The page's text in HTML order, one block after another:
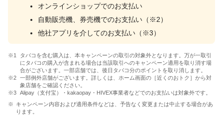
オンラインショップでのお支払い
自動販売機、券売機でのお支払い（※2）
他社アプリを介してのお支払い（※3）
タバコを含む購入は、本キャンペーンの取引の対象外となります。万が一取引
にタバコの購入が含まれる場合は当該取引へのキャンペーン適用を取り消す場
合がございます。一部店舗では、後日タバコ分のポイントを取り消します。
一部例外店舗がございます。詳しくは、ホーム画面の［近くのおトク］から対
象店舗をご確認ください。
Alipay（支付宝）・kakaopay・HIVEX事業者などでのお支払いは対象外です。
キャンペーン内容および適用条件などは、予告なく変更または中止する場合があ
ります。